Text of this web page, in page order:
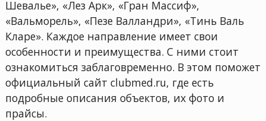
Шевалье», «Лез Арк», «Гран Массиф»,
«Вальморель», «Пезе Валландри», «Тинь Валь
Кларе». Каждое направление имеет свои
особенности и преимущества. С ними стоит
ознакомиться заблаговременно. В этом поможет
официальный сайт clubmed.ru, где есть
подробные описания объектов, их фото и
прайсы.